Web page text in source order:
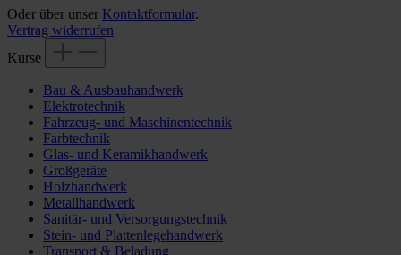
Oder über unser Kontaktformular.
Vertrag widerrufen
Kurse
Bau & Ausbauhandwerk
Elektrotechnik
Fahrzeug- und Maschinentechnik
Farbtechnik
Glas- und Keramikhandwerk
Großgeräte
Holzhandwerk
Metallhandwerk
Sanitär- und Versorgungstechnik
Stein- und Plattenlegehandwerk
Transport & Beladung